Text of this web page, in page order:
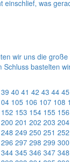
einschlief, was
wir uns die
bastelten
39 40 41 42 43 44 45
105 106 107 108
152 153 154 155 156
200 201 202 203 204
248 249 250 251 252
296 297 298 299 300
344 345 346 347 348